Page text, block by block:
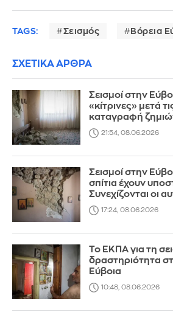
TAGS: Σεισμός Βόρεια
ΣΧΕΤΙΚΑ ΑΡΘΡΑ
Σεισμοί στην
«κίτρινες» μετά
καταγραφή
21:54, 08.06.2026
Σεισμοί στην
σπίτια έχουν
Συνεχίζονται οι
17:24, 08.06.2026
Το ΕΚΠΑ για τη
δραστηριότητα
Εύβοια
10:48, 08.06.2026